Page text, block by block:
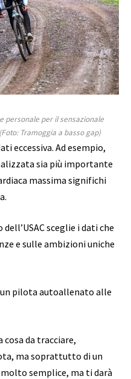
personale per il sensazionale
Tramoggia a basso gap)
eccessiva. Ad esempio,
sia più importante
massima significhi
sceglie i dati che
e sulle ambizioni uniche
pilota autoallenato alle
cosa da tracciare,
ma soprattutto di un
semplice, ma ti darà